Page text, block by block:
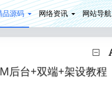
品源码 网络资讯 网站导航
后台+双端+架设教程